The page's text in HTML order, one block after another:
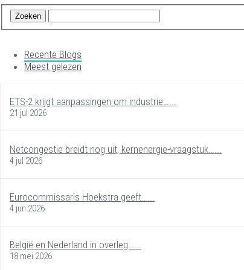
Recente Blogs
Meest gelezen
ETS-2 krijgt aanpassingen om industrie…...
21 jul 2026
Netcongestie breidt nog uit, kernenergie-vraagstuk…...
4 jul 2026
Eurocommissaris Hoekstra geeft…...
4 jun 2026
België en Nederland in overleg…...
18 mei 2026